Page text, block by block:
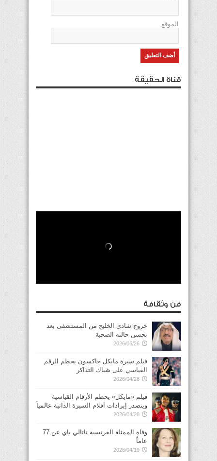
الموقع
قناة الحقيقة
فن وثقافة
خروج شادي الخليج من المستشفى بعد
تحسن حالته الصحية
2026/06/26
فيلم سيرة مايكل جاكسون يحطم الرقم
القياسي على شباك التذاكر
2026/04/28
فيلم «مايكل» يحطم الأرقام القياسية
ويتصدر إيرادات أفلام السيرة الذاتية عالمياً
2026/04/28
وفاة الممثلة الفرنسية ناتالي باي عن 77
عاماً
2026/04/19